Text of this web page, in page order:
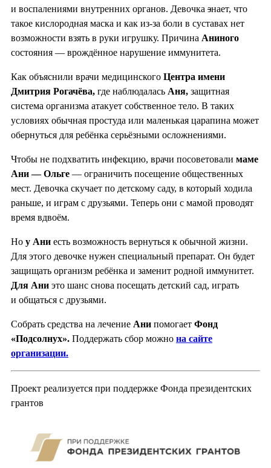
и воспалениями внутренних органов. Девочка знает, что
такое кислородная маска и как из-за боли в суставах нет
возможности взять в руки игрушку. Причина Аниного
состояния — врождённое нарушение иммунитета.
Как объяснили врачи медицинского Центра имени
Дмитрия Рогачёва, где наблюдалась Аня, защитная
система организма атакует собственное тело. В таких
условиях обычная простуда или маленькая царапина может
обернуться для ребёнка серьёзными осложнениями.
Чтобы не подхватить инфекцию, врачи посоветовали маме
Ани — Ольге — ограничить посещение общественных
мест. Девочка скучает по детскому саду, в который ходила
раньше, и играм с друзьями. Теперь они с мамой проводят
время вдвоём.
Но у Ани есть возможность вернуться к обычной жизни.
Для этого девочке нужен специальный препарат. Он будет
защищать организм ребёнка и заменит родной иммунитет.
Для Ани это шанс снова посещать детский сад, играть
и общаться с друзьями.
Собрать средства на лечение Ани помогает Фонд
«Подсолнух». Поддержать сбор можно на сайте
организации.
Проект реализуется при поддержке Фонда президентских
грантов